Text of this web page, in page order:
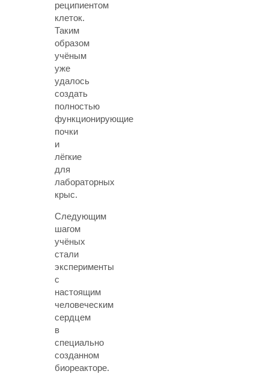
реципиентом
клеток.
Таким
образом
учёным
уже
удалось
создать
полностью
функционирующие
почки
и
лёгкие
для
лабораторных
крыс.
Следующим
шагом
учёных
стали
эксперименты
с
настоящим
человеческим
сердцем
в
специально
созданном
биореакторе.